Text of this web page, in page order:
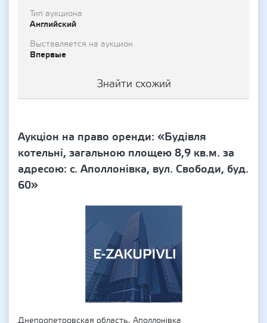
Тип аукциона
Английский
Выставляется на аукцион
Впервые
Знайти схожий
Аукціон на право оренди: «Будівля
котельні, загальною площею 8,9 кв.м. за
адресою: с. Аполлонівка, вул. Свободи, буд.
60»
Днепропетровская область, Аполлонівка